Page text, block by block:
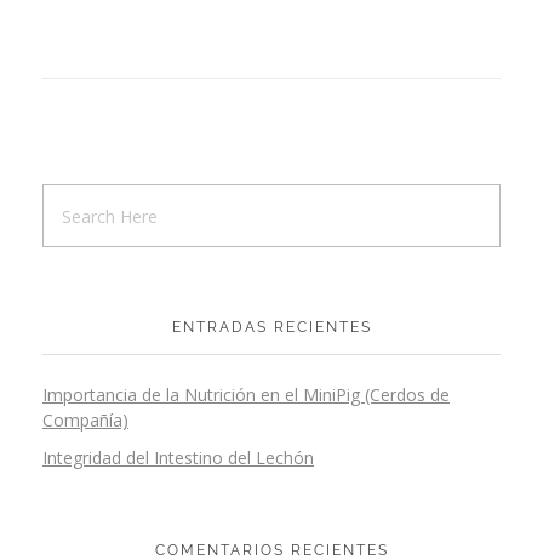
ENTRADAS RECIENTES
Importancia de la Nutrición en el MiniPig (Cerdos de
Compañía)
Integridad del Intestino del Lechón
COMENTARIOS RECIENTES